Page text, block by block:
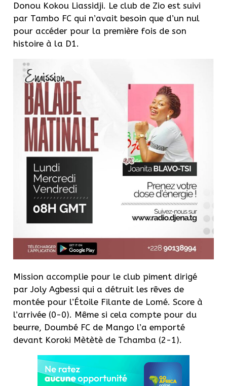
Donou Kokou Liassidji. Le club de Zio est suivi
par Tambo FC qui n’avait besoin que d’un nul
pour accéder pour la première fois de son
histoire à la D1.
Mission accomplie pour le club piment dirigé
par Joly Agbessi qui a détruit les rêves de
montée pour l’Étoile Filante de Lomé. Score à
l’arrivée (0-0). Même si cela compte pour du
beurre, Doumbé FC de Mango l’a emporté
devant Koroki Mètètè de Tchamba (2-1).